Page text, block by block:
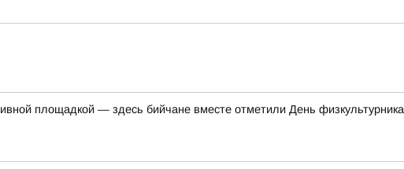
площадкой — здесь бийчане вместе отметили День физкультурника